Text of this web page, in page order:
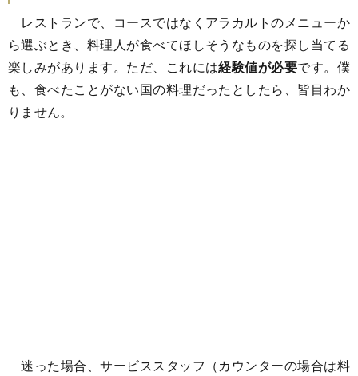
レストランで、コースではなくアラカルトのメニューか
ら選ぶとき、料理人が食べてほしそうなものを探し当てる
楽しみがあります。ただ、これには経験値が必要です。僕
も、食べたことがない国の料理だったとしたら、皆目わか
りません。
迷った場合、サービススタッフ（カウンターの場合は料